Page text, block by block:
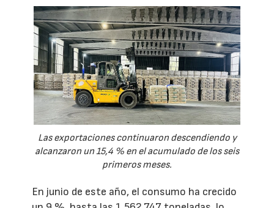
Las exportaciones continuaron descendiendo y
alcanzaron un 15,4 % en el acumulado de los seis
primeros meses.
En junio de este año, el consumo ha crecido